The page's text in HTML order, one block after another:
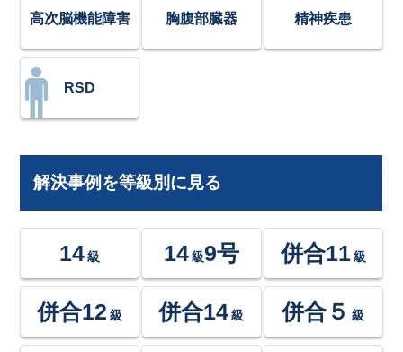
高次脳機能障害 胸腹部臓器 精神疾患
RSD
解決事例を等級別に見る
14 級 14級9号 併合11 級
併合12 級 併合14 級 併合５ 級